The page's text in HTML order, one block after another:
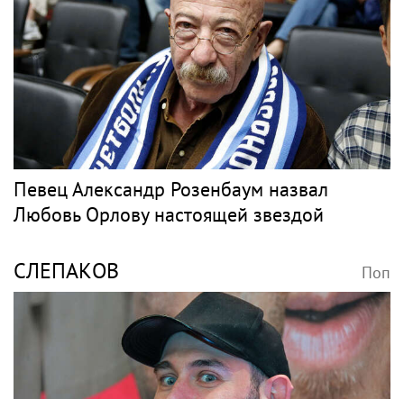
Певец Александр Розенбаум назвал
Любовь Орлову настоящей звездой
СЛЕПАКОВ Поп